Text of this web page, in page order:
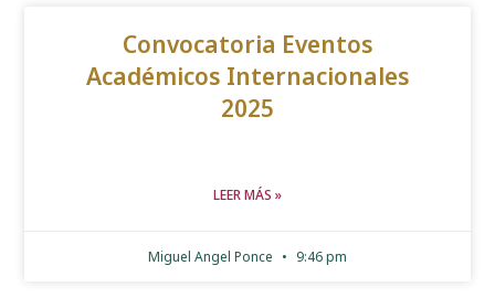
Convocatoria Eventos
Académicos Internacionales
2025
LEER MÁS »
Miguel Angel Ponce 9:46 pm